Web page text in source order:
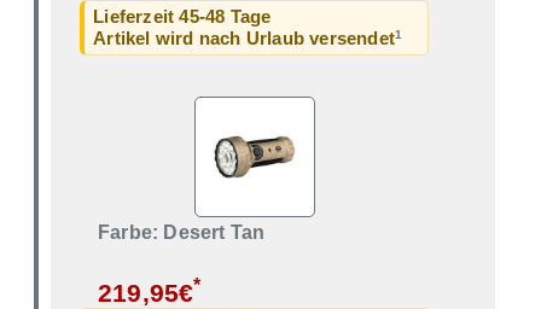
Lieferzeit 45-48 Tage
Artikel wird nach Urlaub versendet1
Farbe: Desert Tan
219,95€*